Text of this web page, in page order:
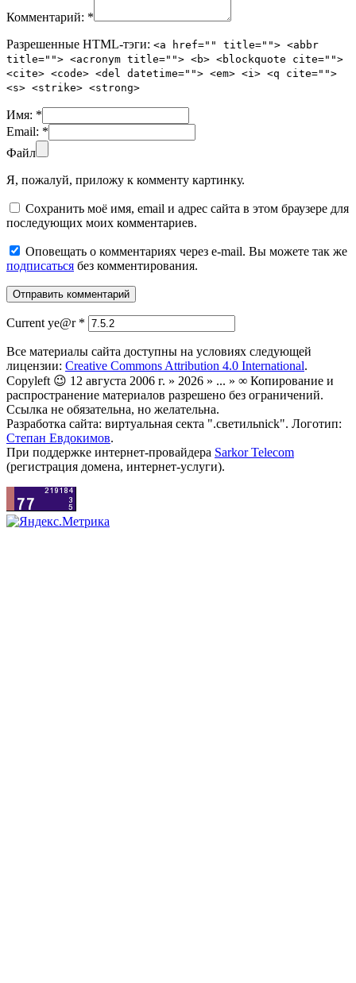
Комментарий: *
Разрешенные HTML-тэги: <a href="" title=""> <abbr
title=""> <acronym title=""> <b> <blockquote cite="">
<cite> <code> <del datetime=""> <em> <i> <q cite="">
<s> <strike> <strong>
Имя: *
Email: *
Файл
Я, пожалуй, приложу к комменту картинку.
Сохранить моё имя, email и адрес сайта в этом браузере для
последующих моих комментариев.
Оповещать о комментариях через e-mail. Вы можете так же
подписаться без комментирования.
Current ye@r *
Все материалы сайта доступны на условиях следующей
лицензии: Creative Commons Attribution 4.0 International.
Copyleft 😉 12 августа 2006 г. » 2026 » ... » ∞ Копирование и
распространение материалов разрешено без ограничений.
Ссылка не обязательна, но желательна.
Разработка сайта: виртуальная секта ".светильnick". Логотип:
Степан Евдокимов.
При поддержке интернет-провайдера Sarkor Telecom
(регистрация домена, интернет-услуги).